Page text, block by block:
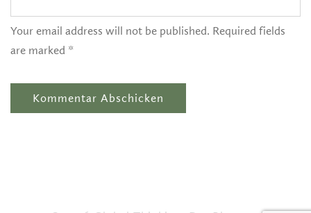
Your email address will not be published. Required fields
are marked *